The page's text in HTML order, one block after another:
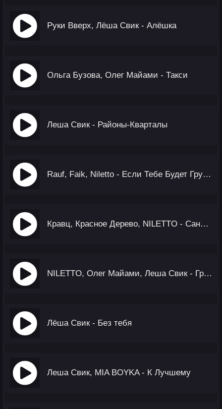
Руки Вверх, Лёша Свик - Алёшка
Ольга Бузова, Олег Майами - Такси
Леша Свик - Районы-Кварталы
Rauf, Faik, Niletto - Если Тебе Будет Грустно
Кравц, Красное Дерево, NILETTO - Сансара
NILETTO, Олег Майами, Леша Свик - Громче Города (Red Line Radio Remix)
Лёша Свик - Без тебя
Леша Свик, MIA BOYKA - К Лучшему